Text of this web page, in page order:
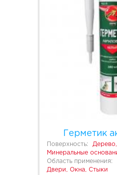
Герметик
Поверхность:
Минеральные
Область применения:
Двери, Окна, Стыки